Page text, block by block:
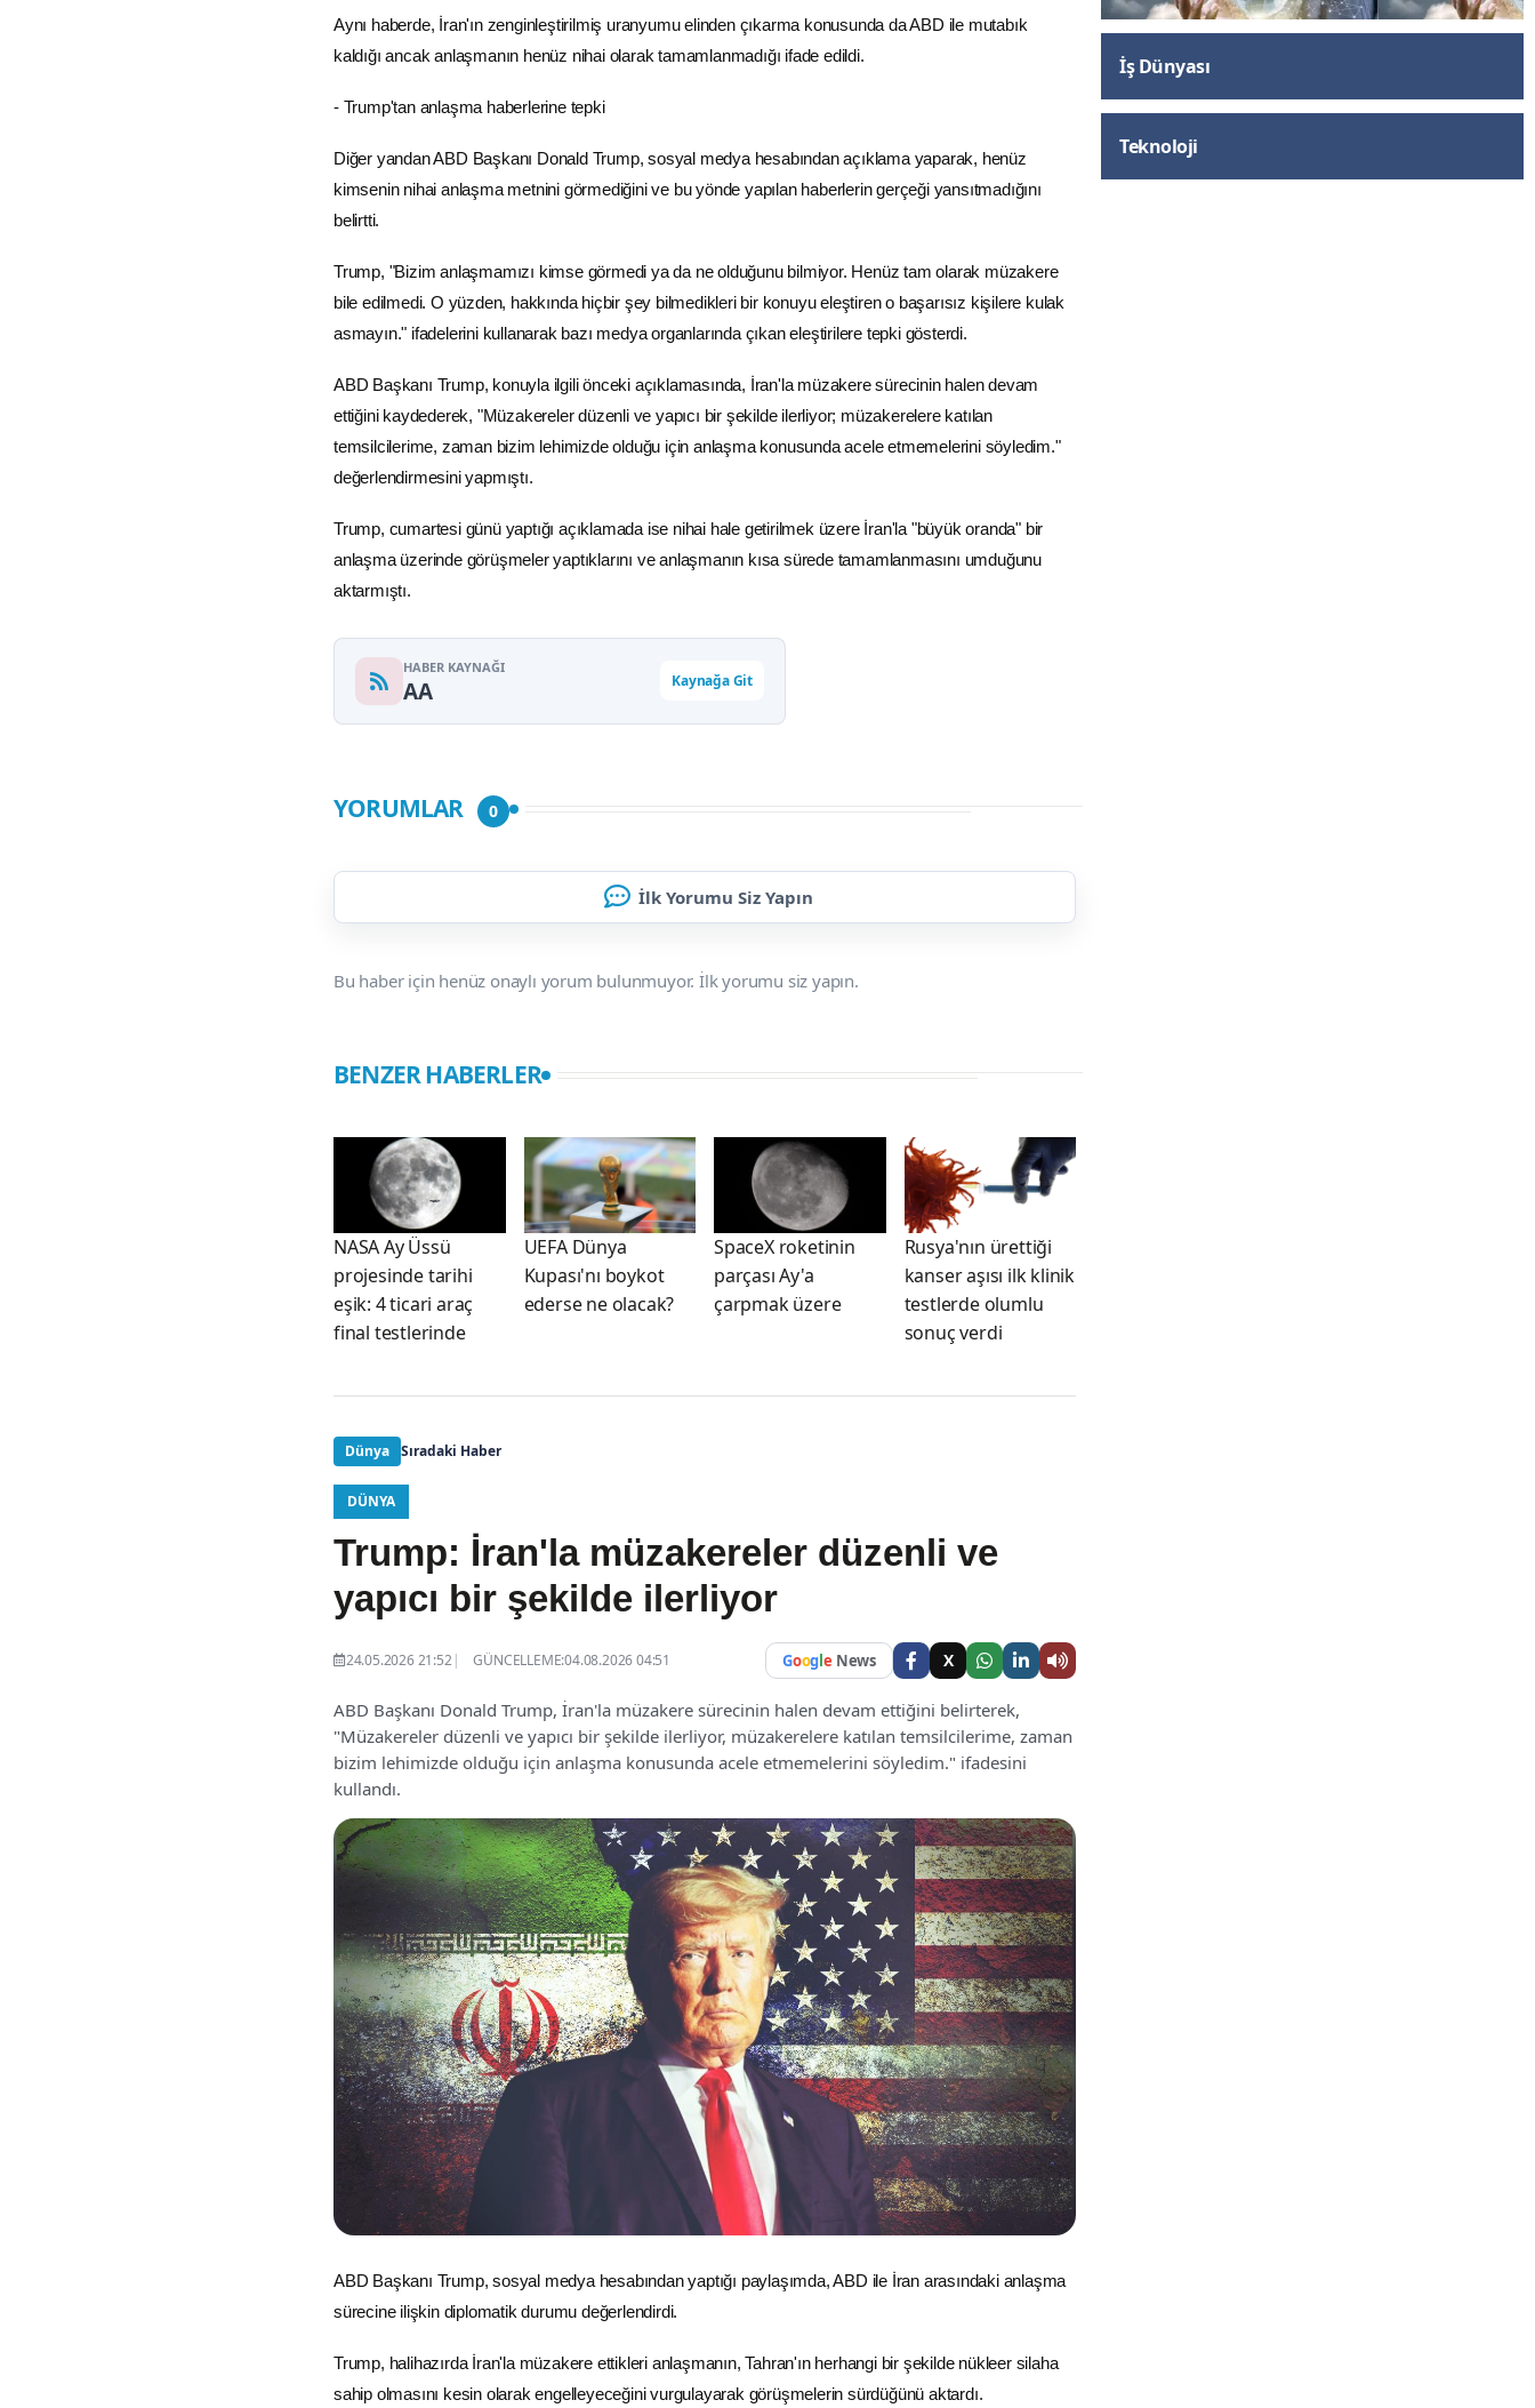
Aynı haberde, İran'ın zenginleştirilmiş uranyumu elinden çıkarma konusunda da ABD ile mutabık
kaldığı ancak anlaşmanın henüz nihai olarak tamamlanmadığı ifade edildi.
- Trump'tan anlaşma haberlerine tepki
Diğer yandan ABD Başkanı Donald Trump, sosyal medyahesabından açıklama yaparak, henüz
kimsenin nihai anlaşma metnini görmediğini ve bu yönde yapılan haberlerin gerçeği yansıtmadığını
belirtti.
Trump, "Bizim anlaşmamızı kimse görmedi ya da ne olduğunu bilmiyor. Henüz tam olarak müzakere
bile edilmedi. O yüzden, hakkında hiçbir şey bilmedikleri bir konuyu eleştiren o başarısız kişilere kulak
asmayın." ifadelerini kullanarak bazı medya organlarında çıkan eleştirilere tepki gösterdi.
ABD Başkanı Trump, konuyla ilgili önceki açıklamasında, İran'la müzakere sürecinin halen devam
ettiğini kaydederek, "Müzakereler düzenli ve yapıcı bir şekilde ilerliyor; müzakerelere katılan
temsilcilerime, zaman bizim lehimizde olduğu için anlaşma konusunda acele etmemelerini söyledim."
değerlendirmesini yapmıştı.
Trump, cumartesi günü yaptığı açıklamada ise nihai hale getirilmek üzere İran'la "büyük oranda" bir
anlaşma üzerinde görüşmeler yaptıklarını ve anlaşmanın kısa sürede tamamlanmasını umduğunu
aktarmıştı.
HABER KAYNAĞI
AA Kaynağa Git
YORUMLAR 0
İlk Yorumu Siz Yapın
Bu haber için henüz onaylı yorum bulunmuyor. İlk yorumu siz yapın.
BENZER HABERLER
NASA Ay Üssü
projesinde tarihi
eşik: 4 ticari araç
final testlerinde
UEFA Dünya
Kupası'nı boykot
ederse ne olacak?
SpaceX roketinin
parçası Ay'a
çarpmak üzere
Rusya'nın ürettiği
kanser aşısı ilk klinik
testlerde olumlu
sonuç verdi
Dünya Sıradaki Haber
DÜNYA
Trump: İran'la müzakereler düzenli ve
yapıcı bir şekilde ilerliyor
24.05.2026 21:52 GÜNCELLEME:04.08.2026 04:51 Google News X
ABD Başkanı Donald Trump, İran'la müzakere sürecinin halen devam ettiğini belirterek,
"Müzakereler düzenli ve yapıcı bir şekilde ilerliyor, müzakerelere katılan temsilcilerime, zaman
bizim lehimizde olduğu için anlaşma konusunda acele etmemelerini söyledim." ifadesini
kullandı.
ABD Başkanı Trump, sosyal medyahesabından yaptığı paylaşımda, ABD ile İran arasındaki anlaşma
sürecine ilişkin diplomatik durumu değerlendirdi.
Trump, halihazırda İran'la müzakere ettikleri anlaşmanın, Tahran'ın herhangi bir şekilde nükleer silaha
sahip olmasını kesin olarak engelleyeceğini vurgulayarak görüşmelerin sürdüğünü aktardı.
İş Dünyası
Teknoloji